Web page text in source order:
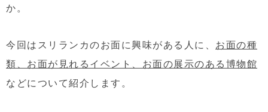
か。
今回はスリランカのお面に興味がある人に、 お面の種
類、お面が見れるイベント、お面の展示のある博物館
などについて紹介します。